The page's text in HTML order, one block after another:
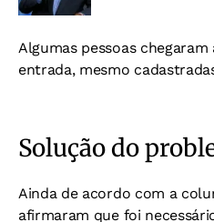
Algumas pessoas
entrada, mesmo
Solução do
Ainda de acordo com a
afirmaram que foi